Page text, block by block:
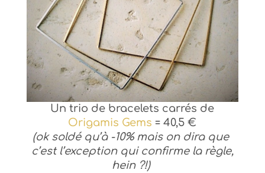
Un trio de bracelets carrés de
Origamis Gems = 40,5 €
(ok soldé qu’à -10% mais on dira que
c’est l’exception qui confirme la règle,
hein ?!)